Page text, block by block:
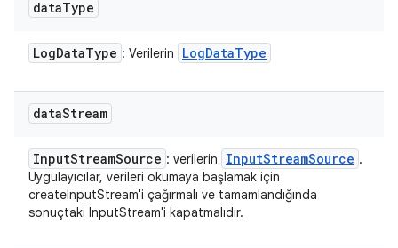
dataType
LogDataType : Verilerin LogDataType
dataStream
InputStreamSource : verilerin InputStreamSource .
Uygulayıcılar, verileri okumaya başlamak için
createInputStream'i çağırmalı ve tamamlandığında
sonuçtaki InputStream'i kapatmalıdır.